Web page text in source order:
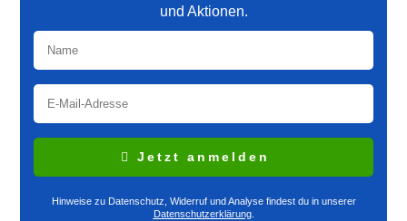
und Aktionen.
Jetzt anmelden
Hinweise zu Datenschutz, Widerruf und Analyse findest du in unserer
Datenschutzerklärung.